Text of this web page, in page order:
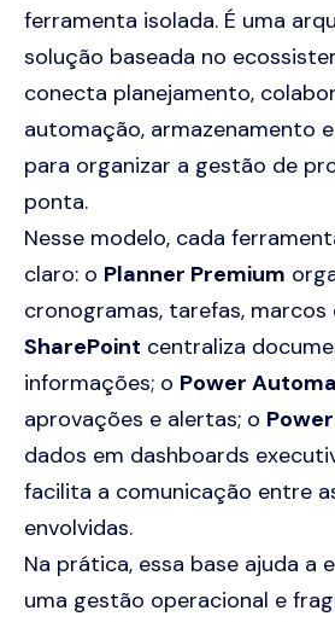
ferramenta isolada. É uma
solução baseada no
conecta planejamento,
automação, armazenamento
para organizar a gestão de
ponta.
Nesse modelo, cada
claro: o Planner Premium
cronogramas, tarefas, marcos
SharePoint centraliza
informações; o Power
aprovações e alertas; o
dados em dashboards
facilita a comunicação entre
envolvidas.
Na prática, essa base ajuda a
uma gestão operacional e